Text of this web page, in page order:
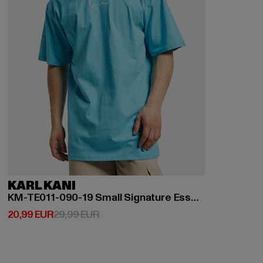
KARL KANI
KM-TE011-090-19 Small Signature Essential Tee
20,99 EUR
Derzeitiger Preis: 20,99 EUR
29,99 EURAktionspreis: 29,99 EUR